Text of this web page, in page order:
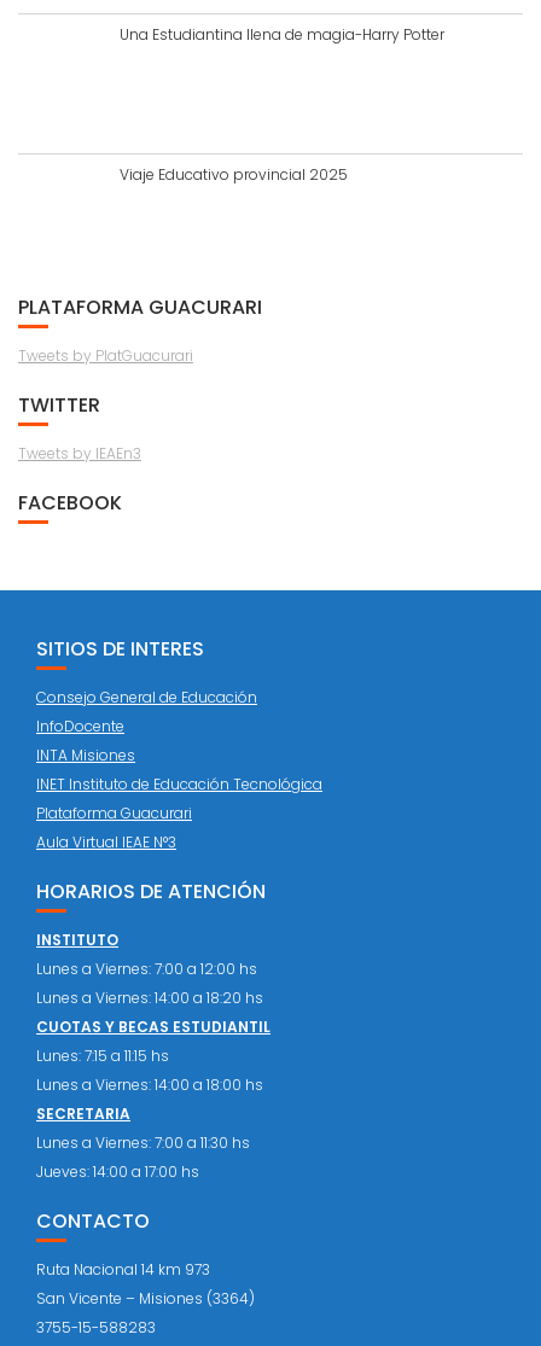
Una Estudiantina llena de magia-Harry Potter
Viaje Educativo provincial 2025
PLATAFORMA GUACURARI
Tweets by PlatGuacurari
TWITTER
Tweets by IEAEn3
FACEBOOK
SITIOS DE INTERES
Consejo General de Educación
InfoDocente
INTA Misiones
INET Instituto de Educación Tecnológica
Plataforma Guacurari
Aula Virtual IEAE N°3
HORARIOS DE ATENCIÓN
INSTITUTO
Lunes a Viernes: 7:00 a 12:00 hs
Lunes a Viernes: 14:00 a 18:20 hs
CUOTAS Y BECAS ESTUDIANTIL
Lunes: 7:15 a 11:15 hs
Lunes a Viernes: 14:00 a 18:00 hs
SECRETARIA
Lunes a Viernes: 7:00 a 11:30 hs
Jueves: 14:00 a 17:00 hs
CONTACTO
Ruta Nacional 14 km 973
San Vicente – Misiones (3364)
3755-15-588283